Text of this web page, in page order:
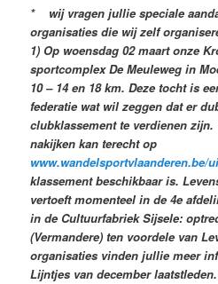
* wij vragen jullie speciale
organisaties die wij zelf
1) Op woensdag 02 maart onze
sportcomplex De Meuleweg in
10 – 14 en 18 km. Deze tocht is
federatie wat wil zeggen dat er
clubklassement te verdienen
nakijken kan terecht op
www.wandelsportvlaanderen.be/
klassement beschikbaar is.
vertoeft momenteel in de 4e
in de Cultuurfabriek Sijsele:
(Vermandere) ten voordele van
organisaties vinden jullie meer
Lijntjes van december laatstleden.